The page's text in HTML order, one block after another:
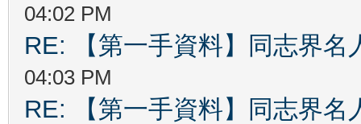
04:02 PM
RE: 【第一手資料】同志界名
04:03 PM
RE: 【第一手資料】同志界名